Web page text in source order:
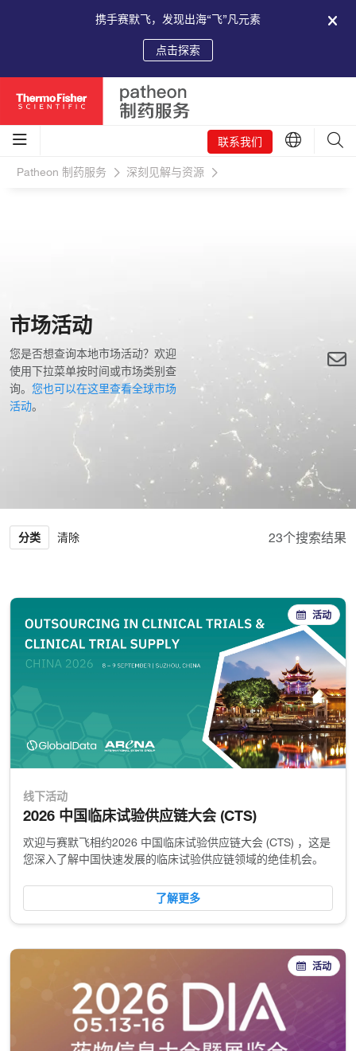
携手赛默飞，发现出海“飞”凡元素
点击探索
联系我们
Patheon 制药服务 深刻见解与资源
市场活动
您是否想查询本地市场活动？欢迎
使用下拉菜单按时间或市场类别查
询。 您也可以在这里查看全球市场
活动。
分类 清除 个搜索结果
活动
线下活动
2026 中国临床试验供应链大会 (CTS)
欢迎与赛默飞相约2026 中国临床试验供应链大会 (CTS) ，这是
您深入了解中国快速发展的临床试验供应链领域的绝佳机会。
了解更多
活动